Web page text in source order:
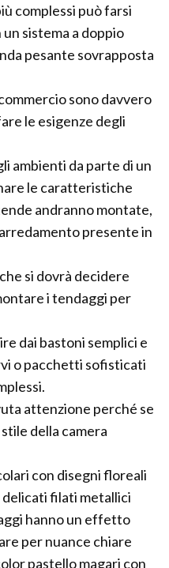
complessi può farsi
sistema a doppio
pesante sovrapposta
sono davvero
le esigenze degli
ambienti da parte di un
le caratteristiche
andranno montate,
presente in
si dovrà decidere
i tendaggi per
dai bastoni semplici e
o pacchetti sofisticati
attenzione perché se
della camera
con disegni floreali
filati metallici
hanno un effetto
per nuance chiare
pastello magari con